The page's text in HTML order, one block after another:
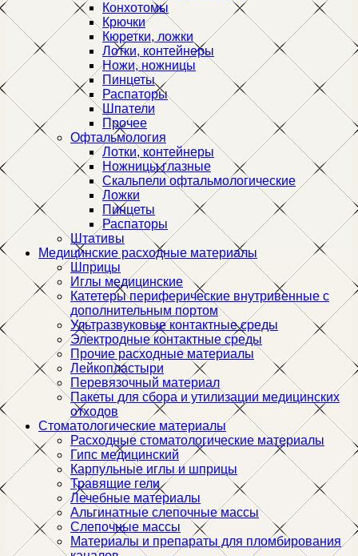
Конхотомы
Крючки
Кюретки, ложки
Лотки, контейнеры
Ножи, ножницы
Пинцеты
Распаторы
Шпатели
Прочее
Офтальмология
Лотки, контейнеры
Ножницы глазные
Скальпели офтальмологические
Ложки
Пинцеты
Распаторы
Штативы
Медицинские расходные материалы
Шприцы
Иглы медицинские
Катетеры периферические внутривенные с
дополнительным портом
Ультразвуковые контактные среды
Электродные контактные среды
Прочие расходные материалы
Лейкопластыри
Перевязочный материал
Пакеты для сбора и утилизации медицинских
отходов
Стоматологические материалы
Расходные стоматологические материалы
Гипс медицинский
Карпульные иглы и шприцы
Травящие гели
Лечебные материалы
Альгинатные слепочные массы
Слепочные массы
Материалы и препараты для пломбирования